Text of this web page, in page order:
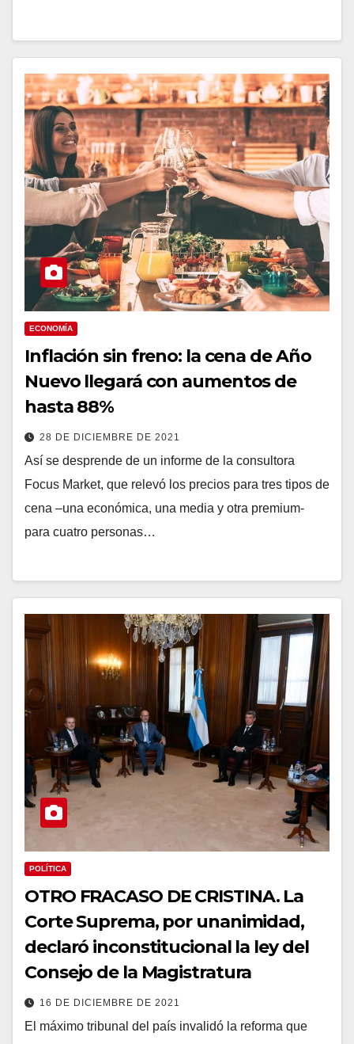
ECONOMÍA
Inflación sin freno: la cena de Año
Nuevo llegará con aumentos de
hasta 88%
28 DE DICIEMBRE DE 2021
Así se desprende de un informe de la consultora
Focus Market, que relevó los precios para tres tipos de
cena –una económica, una media y otra premium-
para cuatro personas…
POLÍTICA
OTRO FRACASO DE CRISTINA. La
Corte Suprema, por unanimidad,
declaró inconstitucional la ley del
Consejo de la Magistratura
16 DE DICIEMBRE DE 2021
El máximo tribunal del país invalidó la reforma que